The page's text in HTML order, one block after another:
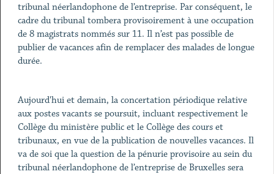
tribunal néerlandophone de l’entreprise. Par conséquent, le
cadre du tribunal tombera provisoirement à une occupation
de 8 magistrats nommés sur 11. Il n’est pas possible de
publier de vacances afin de remplacer des malades de longue
durée.
Aujourd'hui et demain, la concertation périodique relative
aux postes vacants se poursuit, incluant respectivement le
Collège du ministère public et le Collège des cours et
tribunaux, en vue de la publication de nouvelles vacances. Il
va de soi que la question de la pénurie provisoire au sein du
tribunal néerlandophone de l’entreprise de Bruxelles sera